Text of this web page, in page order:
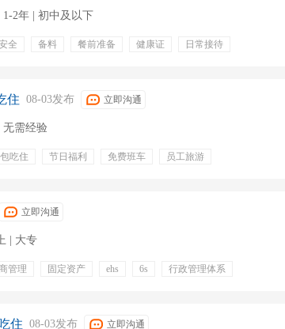
1-2年 | 初中及以下
全 备料 餐前准备 健康证
日常接待
住 08-03发布 立即沟通
无需经验
包吃住 节日福利 免费班车
员工旅游
立即沟通
| 大专
管理 固定资产 ehs 6s
行政管理体系
住 08-03发布 立即沟通